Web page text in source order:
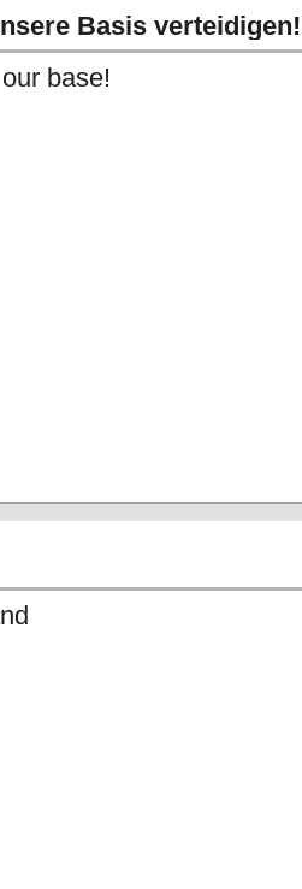
Basis verteidigen!
base!